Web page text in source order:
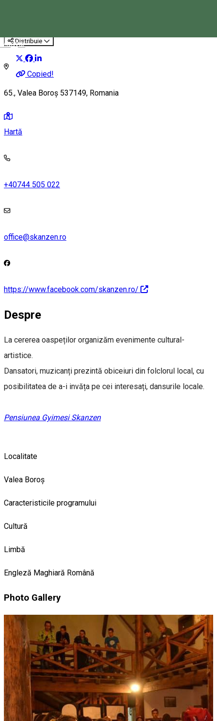
MagyarDistribuie
Copied!
65., Valea Boroș 537149, Romania
Hartă
+40744 505 022
office@skanzen.ro
https://www.facebook.com/skanzen.ro/
Despre
La cererea oaspeților organizăm evenimente cultural-
artistice.
Dansatori, muzicanți prezintă obiceiuri din folclorul local, cu
posibilitatea de a-i invăța pe cei interesați, dansurile locale.
Pensiunea Gyimesi Skanzen
Localitate
Valea Boroș
Caracteristicile programului
Cultură
Limbă
Engleză Maghiară Română
Photo Gallery